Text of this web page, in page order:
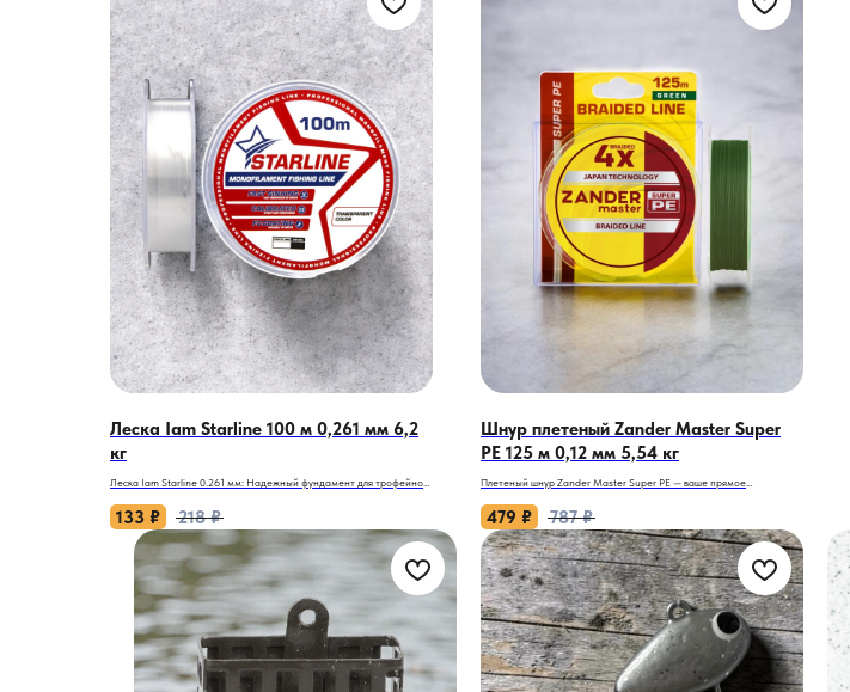
Леска Iam Starline 100 м 0,261 мм 6,2
кг
Леска Iam Starline 0.261 мм: Надежный фундамент для трофейной
Когда ваша цель — сильная рыба, а условия ловли требуют от
снасти стойкости и предсказуемости, необходим надежный
союзник. Леска Iam Starline диаметром 0.261 мм — это
сбалансированное сочетание прочности, управляемости и
маскировки. Она создана для рыболовов, которые ценят контроль
над ситуацией и доверяют своей снасти в решающий момент
борьбы.
Почему леска Starline 0.261 мм становится основой для уверенной
рыбалки?
Потому что она предлагает практичные решения для сложных
133 ₽ 218 ₽
Шнур плетеный Zander Master Super
PE 125 м 0,12 мм 5,54 кг
Плетеный шнур Zander Master Super PE — ваше прямое
Когда рыба клюет осторожно, а дно усеяно ракушником или
корягами, ваша снасть должна быть готова ко всему. Плетеный
шнур Zander Master Super PE — это выбор для тех, кто не готов
мириться с задержками подсечки и размытыми сигналами. Он
создан для максимальной передачи информации от приманки к
вашей руке, обеспечивая контроль даже на сверхдальних
дистанциях.
Почему этот шнур станет нервной системой вашей снасти?
- Чувствительность, не знающая компромиссов. Благодаря
минимальному растяжению, шнур мгновенно передает малейший
479 ₽ 787 ₽